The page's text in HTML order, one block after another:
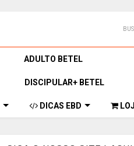
ADULTO BETEL
DISCIPULAR+ BETEL
DICAS EBD